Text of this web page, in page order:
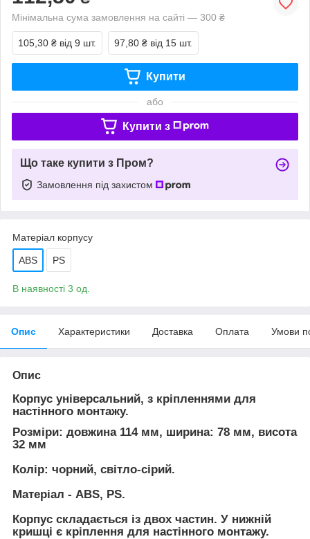
Мінімальна сума замовлення на сайті — 300 ₴
105,30 ₴ від 9 шт. 97,80 ₴ від 15 шт.
Купити
або
Купити з
Що таке купити з Пром?
Замовлення під захистом
Матеріал корпусу
ABS PS
В наявності 3 од.
Опис Характеристики Доставка Оплата Умови
Опис
Корпус універсальний, з кріпленнями для
настінного монтажу.
Розміри: довжина 114 мм, ширина: 78 мм, висота
32 мм
Колір: чорний, світло-сірий.
Матеріал - ABS, PS.
Корпус складається із двох частин. У нижній
кришці є кріплення для настінного монтажу.